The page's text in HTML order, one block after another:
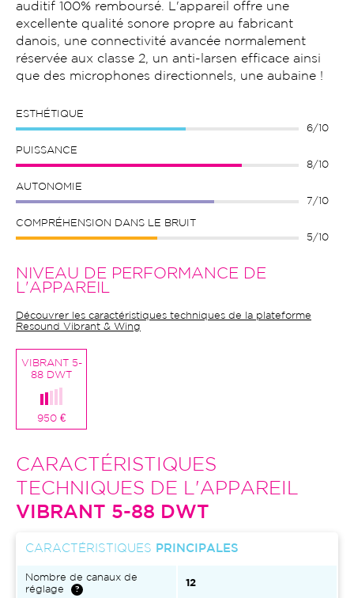
auditif 100% remboursé. L'appareil offre une
excellente qualité sonore propre au fabricant
danois, une connectivité avancée normalement
réservée aux classe 2, un anti-larsen efficace ainsi
que des microphones directionnels, une aubaine !
ESTHÉTIQUE
6/10
PUISSANCE
8/10
AUTONOMIE
7/10
COMPRÉHENSION DANS LE BRUIT
5/10
NIVEAU DE PERFORMANCE DE
L'APPAREIL
Découvrer les caractéristiques techniques de la plateforme
Resound Vibrant & Wing
VIBRANT 5-
88 DWT
950 €
CARACTÉRISTIQUES
TECHNIQUES DE L'APPAREIL
VIBRANT 5-88 DWT
CARACTÉRISTIQUES PRINCIPALES
Nombre de canaux de
réglage
12